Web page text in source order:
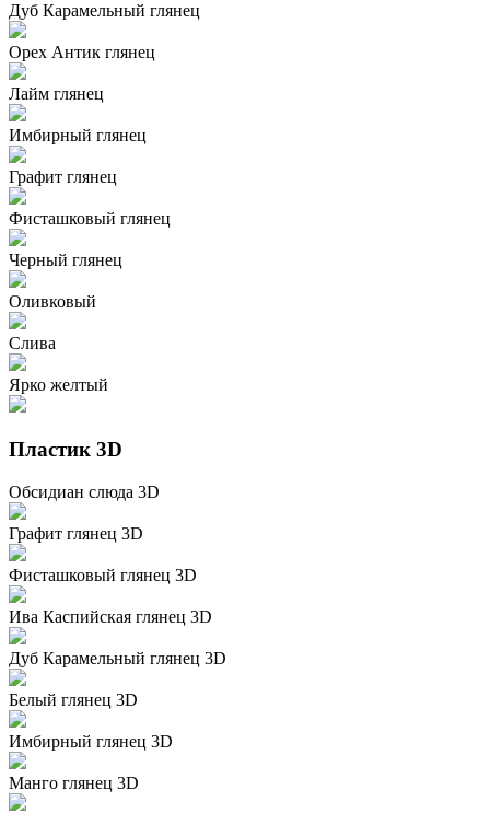
Дуб Карамельный глянец
Орех Антик глянец
Лайм глянец
Имбирный глянец
Графит глянец
Фисташковый глянец
Черный глянец
Оливковый
Слива
Ярко желтый
Пластик 3D
Обсидиан слюда 3D
Графит глянец 3D
Фисташковый глянец 3D
Ива Каспийская глянец 3D
Дуб Карамельный глянец 3D
Белый глянец 3D
Имбирный глянец 3D
Манго глянец 3D